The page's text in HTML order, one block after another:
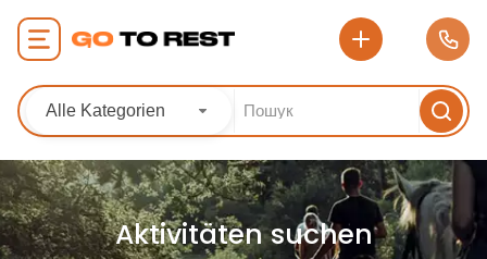
Alle Kategorien
Aktivitäten suchen